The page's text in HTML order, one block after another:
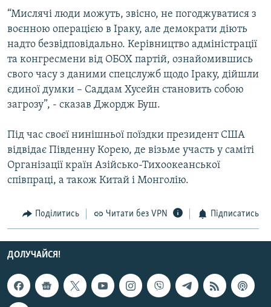
Усі сайти RFE/RL
“Мислячі люди можуть, звісно, не погоджуватися з
воєнною операцією в Іраку, але демократи діють
надто безвідповідально. Керівництво адміністрації
та конгресмени від ОБОХ партій, ознайомившись
свого часу з даними спецслужб щодо Іраку, дійшли
єдиної думки – Саддам Хусейн становить собою
загрозу”, - сказав Джордж Буш.
Під час своєї нинішньої поїздки президент США
відвідає Південну Корею, де візьме участь у саміті
Організації країн Азійсько-Тихоокеанської
співпраці, а також Китай і Монголію.
Поділитись Читати без VPN Підписатись
ДОЛУЧАЙСЯ!